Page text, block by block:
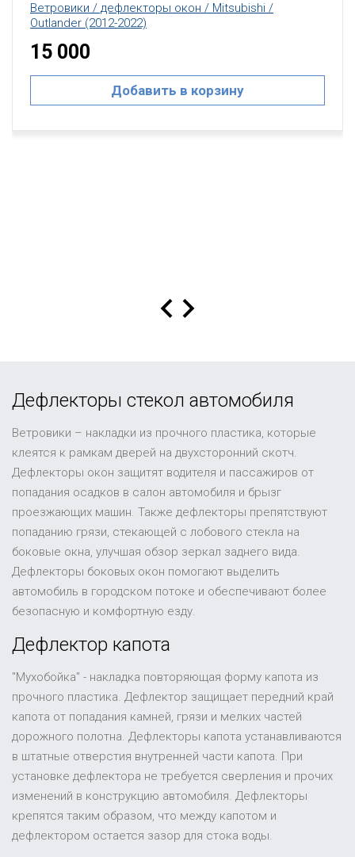
Ветровики / дефлекторы окон / Mitsubishi /
Outlander (2012-2022)
15 000
Добавить в корзину
Дефлекторы стекол автомобиля
Ветровики – накладки из прочного пластика, которые
клеятся к рамкам дверей на двухсторонний скотч.
Дефлекторы окон защитят водителя и пассажиров от
попадания осадков в салон автомобиля и брызг
проезжающих машин. Также дефлекторы препятствуют
попаданию грязи, стекающей с лобового стекла на
боковые окна, улучшая обзор зеркал заднего вида.
Дефлекторы боковых окон помогают выделить
автомобиль в городском потоке и обеспечивают более
безопасную и комфортную езду.
Дефлектор капота
"Мухобойка" - накладка повторяющая форму капота из
прочного пластика. Дефлектор защищает передний край
капота от попадания камней, грязи и мелких частей
дорожного полотна. Дефлекторы капота устанавливаются
в штатные отверстия внутренней части капота. При
установке дефлектора не требуется сверления и прочих
изменений в конструкцию автомобиля. Дефлекторы
крепятся таким образом, что между капотом и
дефлектором остается зазор для стока воды.